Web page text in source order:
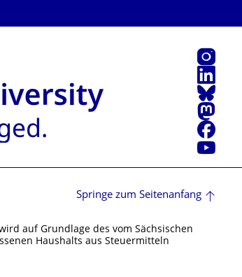
Instagram
LinkedIn
Bluesky
Mastodon
Facebook
Youtube
Springe zum Seitenanfang
auf Grundlage des vom Sächsischen
Haushalts aus Steuermitteln